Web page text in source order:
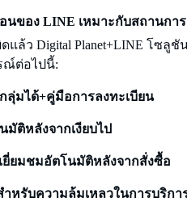
นของ LINE เหมาะกับสถานกา
ล้ว Digital Planet+LINE โซลูชั
ณ์ต่อไปนี้:
ลุ่มได้+คู่มือการลงทะเบียน
มัติหลังจากเงียบไป
ยี่ยมชมอัตโนมัติหลังจากสั่งซื้อ
หรับความล้มเหลวในการบริกา